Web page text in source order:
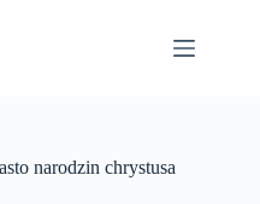
narodzin chrystusa